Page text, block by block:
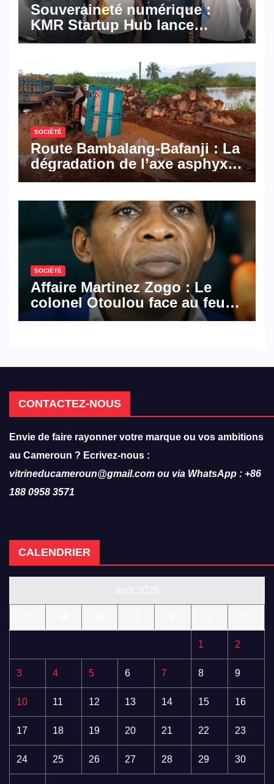
Souveraineté numérique :
KMR Startup Hub lance
Pyramid Browser et Pyramid
numériques made in
Cameroon
SOCIÉTÉ
Route Bambalang-Bafanji : La
dégradation de l’axe asphyxie
les activités économiques
SOCIÉTÉ
Affaire Martinez Zogo : Le
colonel Otoulou face au feu
croisé des avocats de la
CONTACTEZ-NOUS
Envie de faire rayonner votre marque ou vos ambitions
au Cameroun ? Ecrivez-nous :
vitrineducameroun@gmail.com ou via WhatsApp : +86
188 0958 3571
CALENDRIER
1 2
3 4 5 6 7 8 9
10 11 12 13 14 15 16
17 18 19 20 21 22 23
24 25 26 27 28 29 30